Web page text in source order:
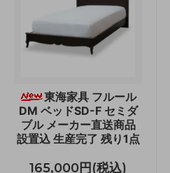
東海家具 フルール
DM ベッドSD-F セミダ
ブル メーカー直送商品
設置込 生産完了 残り1点
165,000円(税込)